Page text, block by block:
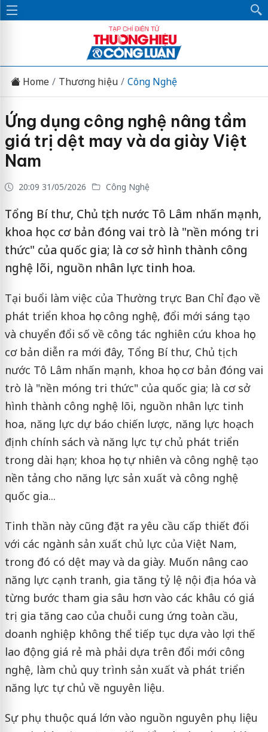
Home Thương hiệu Công Nghệ
Ứng dụng công nghệ nâng tầm
giá trị dệt may và da giày Việt
Nam
20:09 31/05/2026 Công Nghệ
Tổng Bí thư, Chủ tịch nước Tô Lâm nhấn mạnh,
khoa học cơ bản đóng vai trò là "nền móng tri
thức" của quốc gia; là cơ sở hình thành công
nghệ lõi, nguồn nhân lực tinh hoa.
Tại buổi làm việc của Thường trực Ban Chỉ đạo về
phát triển khoa học công nghệ, đổi mới sáng tạo
và chuyển đổi số về công tác nghiên cứu khoa học
cơ bản diễn ra mới đây, Tổng Bí thư, Chủ tịch
nước Tô Lâm nhấn mạnh, khoa học cơ bản đóng vai
trò là "nền móng tri thức" của quốc gia; là cơ sở
hình thành công nghệ lõi, nguồn nhân lực tinh
hoa, năng lực dự báo chiến lược, năng lực hoạch
định chính sách và năng lực tự chủ phát triển
trong dài hạn; khoa học tự nhiên và công nghệ tạo
nền tảng cho năng lực sản xuất và công nghệ
quốc gia...
Tinh thần này cũng đặt ra yêu cầu cấp thiết đối
với các ngành sản xuất chủ lực của Việt Nam,
trong đó có dệt may và da giày. Muốn nâng cao
năng lực cạnh tranh, gia tăng tỷ lệ nội địa hóa và
từng bước tham gia sâu hơn vào các khâu có giá
trị gia tăng cao của chuỗi cung ứng toàn cầu,
doanh nghiệp không thể tiếp tục dựa vào lợi thế
lao động giá rẻ mà phải dựa trên đổi mới công
nghệ, làm chủ quy trình sản xuất và phát triển
năng lực tự chủ về nguyên liệu.
Sự phụ thuộc quá lớn vào nguồn nguyên phụ liệu